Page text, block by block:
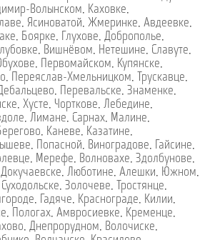
Волынском, Каховке,
, Ясиноватой, Жмеринке, Авдеевке,
, Боярке, Глухове, Доброполье,
, Вишнёвом, Нетешине, Славуте,
, Первомайском, Купянске,
, Переяслав-Хмельницком, Трускавце,
, Перевальске, Знаменке,
, Хусте, Чорткове, Лебедине,
, Лимане, Сарнах, Малине,
, Каневе, Казатине,
, Попасной, Виноградове, Гайсине,
, Мерефе, Волновахе, Здолбунове,
Докучаевске, Люботине, Алешки, Южном,
Суходольске, Золочеве, Тростянце,
, Гадяче, Краснограде, Килии,
, Пологах, Амвросиевке, Кременце,
, Днепрорудном, Волочиске,